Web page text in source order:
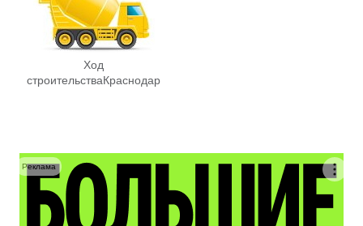
Ход
строительстваКраснодар
Реклама